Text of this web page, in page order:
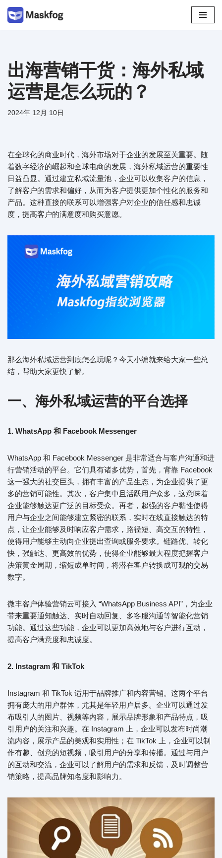
文
出海营销干货：海外私域
运营是怎么玩的？
2024年 12月 10日
在全球化的商业时代，海外市场对于企业的发展至关重要。随
着数字经济的崛起和全球电商的发展，海外私域运营的重要性
日益凸显。通过建立私域流量池，企业可以收集客户的信息，
了解客户的需求和偏好，从而为客户提供更加个性化的服务和
产品。这种直接的联系可以增强客户对企业的信任感和忠诚
度，提高客户的满意度和购买意愿。
那么海外私域运营到底怎么玩呢？今天小编就来给大家一些总
结，帮助大家更快了解。
一、 海外私域运营的平台选择
1. WhatsApp 和 Facebook Messenger
WhatsApp 和 Facebook Messenger 是非常适合与客户沟通和进
行营销活动的平台。它们具有诸多优势，首先，背靠 Facebook
这一强大的社交巨头，拥有丰富的产品生态，为企业提供了更
多的营销可能性。其次，客户集中且活跃用户众多，这意味着
企业能够触达更广泛的目标受众。再者，超强的客户黏性使得
用户与企业之间能够建立紧密的联系，实时在线直接触达的特
点，让企业能够及时响应客户需求，路径短、高交互的特性，
使得用户能够主动向企业提出查询或服务要求。链路优、转化
快，强触达、更高效的优势，使得企业能够最大程度把握客户
决策黄金周期，缩短成单时间，将潜在客户转换成可观的交易
数字。
微丰客户体验营销云可接入 “WhatsApp Business API”，为企业
带来重要通知触达、实时自动回复、多客服沟通等智能化营销
功能。通过这些功能，企业可以更加高效地与客户进行互动，
提高客户满意度和忠诚度。
2. Instagram 和 TikTok
Instagram 和 TikTok 适用于品牌推广和内容营销。这两个平台
拥有庞大的用户群体，尤其是年轻用户居多。企业可以通过发
布吸引人的图片、视频等内容，展示品牌形象和产品特点，吸
引用户的关注和兴趣。在 Instagram 上，企业可以发布时尚潮
流内容，展示产品的美观和实用性；在 TikTok 上，企业可以制
作有趣、创意的短视频，吸引用户的分享和传播。通过与用户
的互动和交流，企业可以了解用户的需求和反馈，及时调整营
销策略，提高品牌知名度和影响力。